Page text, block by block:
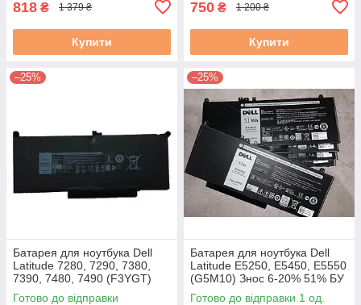
818 ₴ 1 379 ₴
Купити
750 ₴ 1 200 ₴
Купити
–25%
Батарея для ноутбука Dell
Latitude 7280, 7290, 7380,
7390, 7480, 7490 (F3YGT)
7.6V #
Готово до відправки
–25%
Батарея для ноутбука Dell
Latitude E5250, E5450, E5550
(G5M10) Знос 6-20% 51% БУ
A
Готово до відправки 1 од.